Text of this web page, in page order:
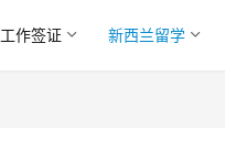
工作签证 新西兰留学